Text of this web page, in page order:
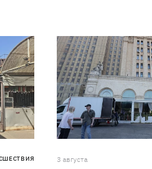
3 августа